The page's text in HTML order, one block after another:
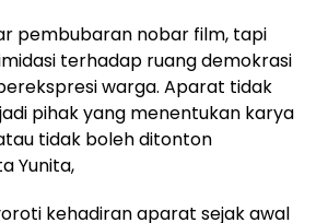
pembubaran nobar film, tapi
terhadap ruang demokrasi
warga. Aparat tidak
pihak yang menentukan karya
tidak boleh ditonton
Yunita,
kehadiran aparat sejak awal